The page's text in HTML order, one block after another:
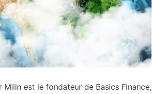
est le fondateur de Basics Finance,